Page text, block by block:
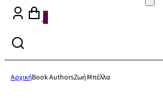
0
ΑρχικήBook AuthorsΖωή Μπέλλα